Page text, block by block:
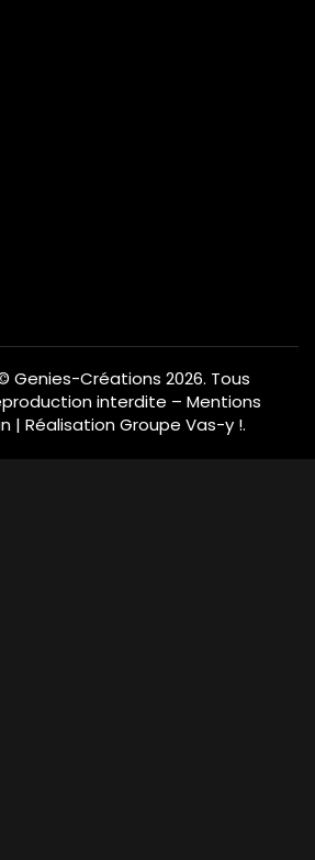
Genies-Créations 2026. Tous
interdite – Mentions
| RéalisationGroupe Vas-y !.